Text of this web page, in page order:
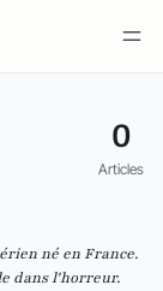
0
Articles
né en France.
dans l'horreur.